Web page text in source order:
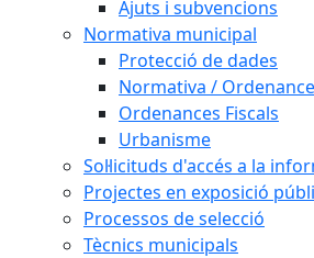
Ajuts i subvencions
Normativa municipal
Protecció de dades
Normativa /
Ordenances Fiscals
Urbanisme
Sol·licituds d'accés a la
Projectes en exposició
Processos de selecció
Tècnics municipals